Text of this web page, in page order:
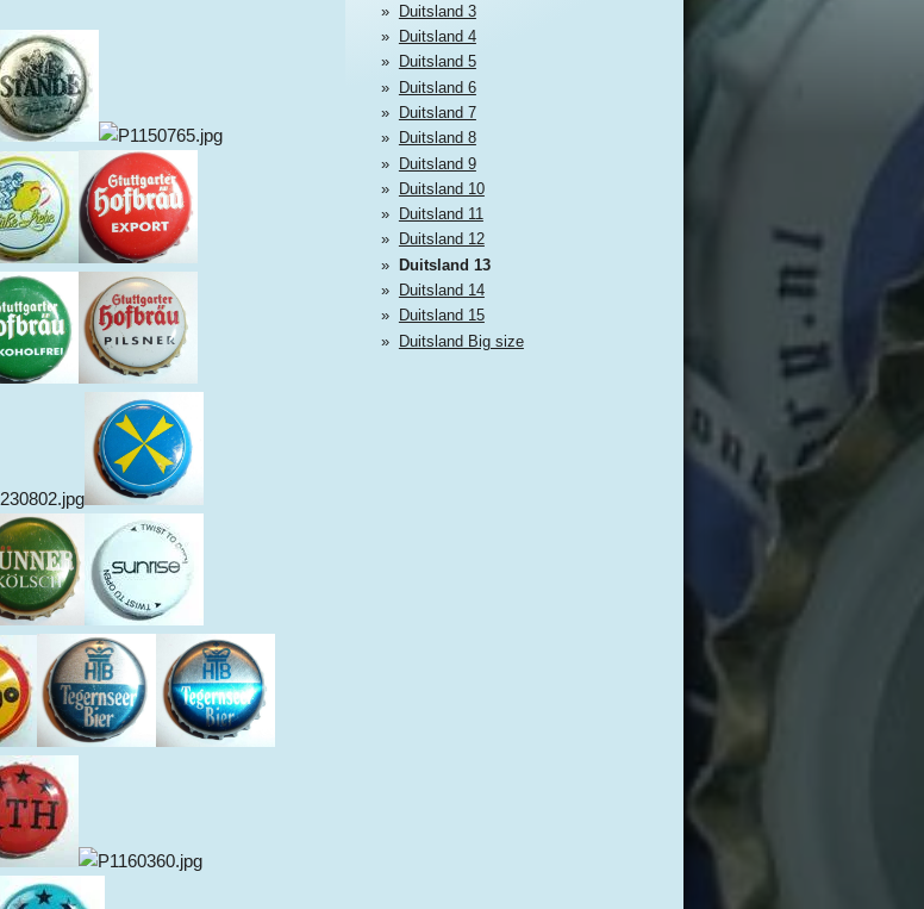
Duitsland 3
Duitsland 4
Duitsland 5
Duitsland 6
Duitsland 7
Duitsland 8
Duitsland 9
Duitsland 10
Duitsland 11
Duitsland 12
Duitsland 13
Duitsland 14
Duitsland 15
Duitsland Big size